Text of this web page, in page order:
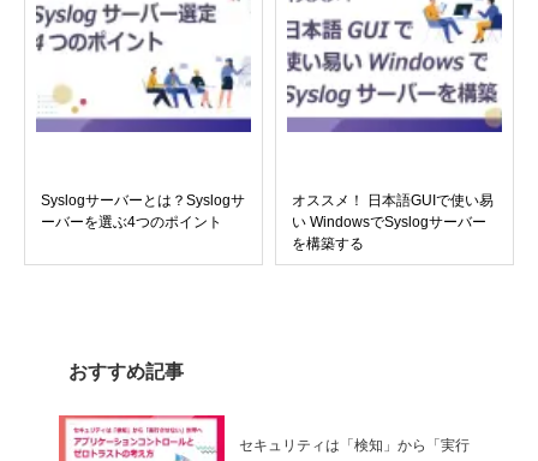
Syslogサーバーとは？Syslogサ
ーバーを選ぶ4つのポイント
オススメ！ 日本語GUIで使い易
い WindowsでSyslogサーバー
を構築する
おすすめ記事
セキュリティは「検知」から「実行